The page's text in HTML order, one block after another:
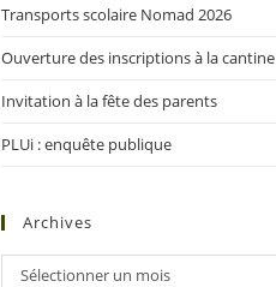
Transports scolaire Nomad 2026
Ouverture des inscriptions à la cantine
Invitation à la fête des parents
PLUi : enquête publique
Archives
Sélectionner un mois